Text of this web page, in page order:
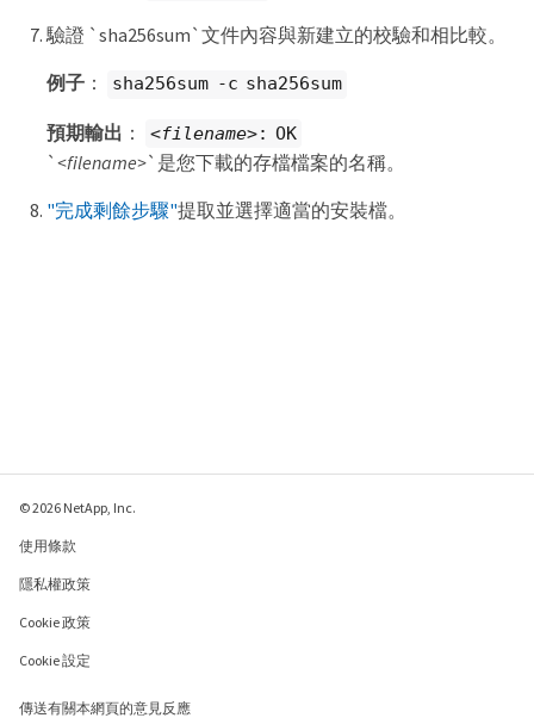
驗證 `sha256sum`文件內容與新建立的校驗和相比較。
例子： sha256sum -c sha256sum
預期輸出 ： <filename>: OK
` <filename>`是您下載的存檔檔案的名稱。
"完成剩餘步驟"提取並選擇適當的安裝檔。
© 2026 NetApp, Inc.
使用條款
隱私權政策
Cookie 政策
Cookie 設定
傳送有關本網頁的意見反應